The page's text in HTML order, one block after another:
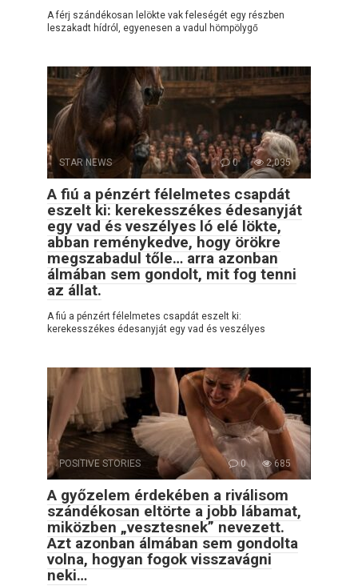
A férj szándékosan lelökte vak feleségét egy részben
leszakadt hídról, egyenesen a vadul hömpölygő
STAR NEWS 0 2,035
A fiú a pénzért félelmetes csapdát
eszelt ki: kerekesszékes édesanyját
egy vad és veszélyes ló elé lökte,
abban reménykedve, hogy örökre
megszabadul tőle… arra azonban
álmában sem gondolt, mit fog tenni
az állat.
A fiú a pénzért félelmetes csapdát eszelt ki:
kerekesszékes édesanyját egy vad és veszélyes
POSITIVE STORIES 0 685
A győzelem érdekében a riválisom
szándékosan eltörte a jobb lábamat,
miközben „vesztesnek” nevezett.
Azt azonban álmában sem gondolta
volna, hogyan fogok visszavágni
neki…